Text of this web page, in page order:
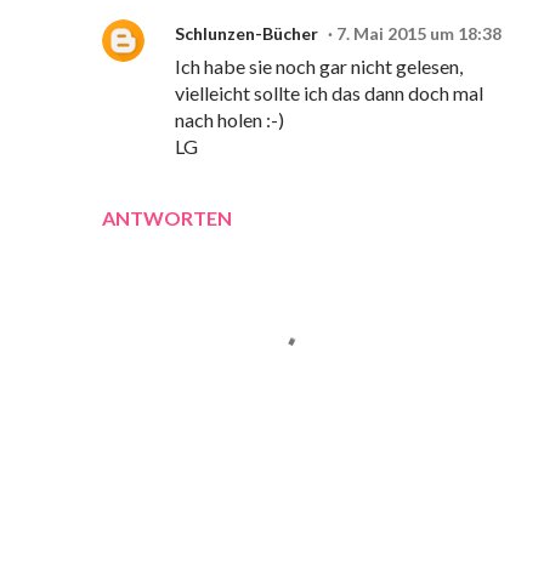
ANTWORTEN
Schlunzen-Bücher 7. Mai 2015 um 18:38
Ich habe sie noch gar nicht gelesen,
vielleicht sollte ich das dann doch mal
nach holen :-)
LG